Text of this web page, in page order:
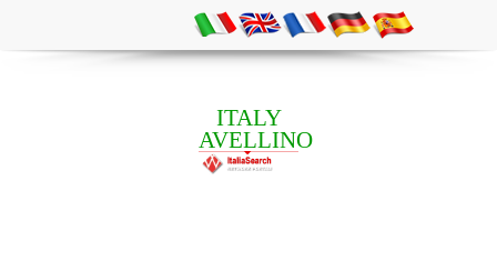
ITALY
AVELLINO